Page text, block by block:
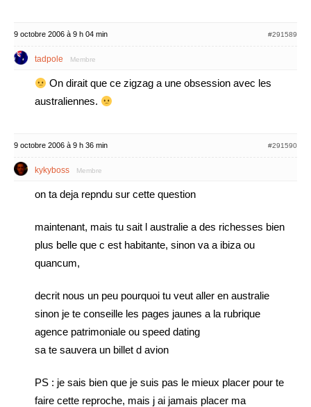
9 octobre 2006 à 9 h 04 min #291589
tadpole Membre
On dirait que ce zigzag a une obsession avec les
australiennes.
9 octobre 2006 à 9 h 36 min #291590
kykyboss Membre
on ta deja repndu sur cette question
maintenant, mais tu sait l australie a des richesses bien
plus belle que c est habitante, sinon va a ibiza ou
quancum,
decrit nous un peu pourquoi tu veut aller en australie
sinon je te conseille les pages jaunes a la rubrique
agence patrimoniale ou speed dating
sa te sauvera un billet d avion
PS : je sais bien que je suis pas le mieux placer pour te
faire cette reproche, mais j ai jamais placer ma